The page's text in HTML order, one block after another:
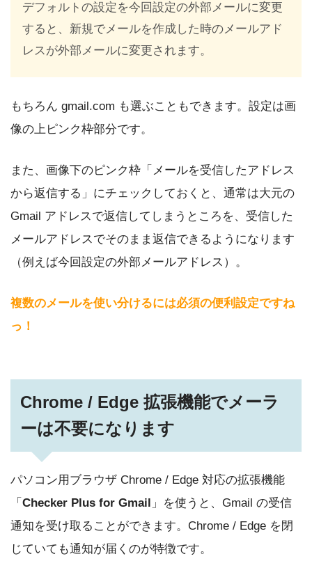
デフォルトの設定を今回設定の外部メールに変更
すると、新規でメールを作成した時のメールアド
レスが外部メールに変更されます。
もちろん gmail.com も選ぶこともできます。設定は画
像の上ピンク枠部分です。
また、画像下のピンク枠「メールを受信したアドレス
から返信する」にチェックしておくと、通常は大元の
Gmail アドレスで返信してしまうところを、受信した
メールアドレスでそのまま返信できるようになります
（例えば今回設定の外部メールアドレス）。
複数のメールを使い分けるには必須の便利設定ですね
っ！
Chrome / Edge 拡張機能でメーラ
ーは不要になります
パソコン用ブラウザ Chrome / Edge 対応の拡張機能
「 Checker Plus for Gmail
」を使うと、Gmail の受信
通知を受け取ることができます。Chrome / Edge を閉
じていても通知が届くのが特徴です。